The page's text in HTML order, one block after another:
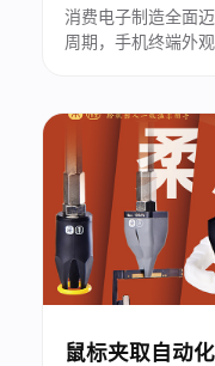
消费电子制造全面
周期，手机终端外
真空吸附工艺，在
在工件划伤、静电
不稳等痛点，严重
鼠标夹取自动